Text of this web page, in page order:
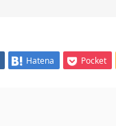
Hatena Pocket